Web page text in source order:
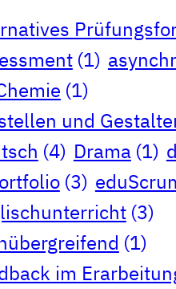
(1)
(1)
und
(4) Drama (1)
(3)
(3)
(1)
im